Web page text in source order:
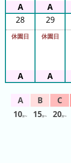
日
3
4
日
前
28
休園日
29
休園日
10分〜 15分〜 20分〜